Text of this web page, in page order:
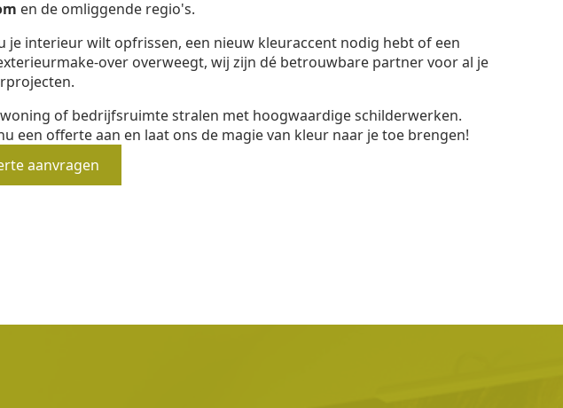
en de omliggende regio's.
je interieur wilt opfrissen, een nieuw kleuraccent nodig hebt of een
over overweegt, wij zijn dé betrouwbare partner voor al je
woning of bedrijfsruimte stralen met hoogwaardige schilderwerken.
een offerte aan en laat ons de magie van kleur naar je toe brengen!
aanvragen